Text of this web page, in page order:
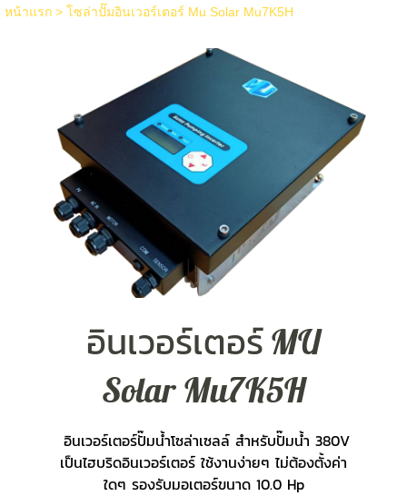
หน้าแรก > โซล่าปั๊มอินเวอร์เตอร์ Mu Solar Mu7K5H
อินเวอร์เตอร์ MU
Solar Mu7K5H
อินเวอร์เตอร์ปั๊มน้ำโซล่าเซลล์ สำหรับปั๊มน้ำ 380V
เป็นไฮบริดอินเวอร์เตอร์ ใช้งานง่ายๆ ไม่ต้องตั้งค่า
ใดๆ รองรับมอเตอร์ขนาด 10.0 Hp